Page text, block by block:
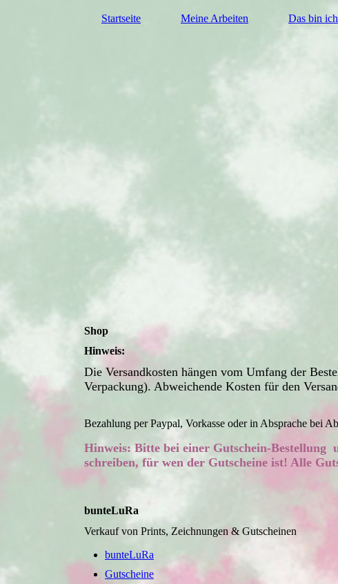
Startseite Meine Arbeiten Das bin ich
Shop
Hinweis:
Die Versandkosten hängen vom Umfang der
Verpackung). Abweichende Kosten für den
Bezahlung per Paypal, Vorkasse oder in Absprache bei
Hinweis: Bitte bei einer Gutschein-Bestellung
schreiben, für wen der Gutscheine ist! Alle
bunteLuRa
Verkauf von Prints, Zeichnungen & Gutscheinen
bunteLuRa
Gutscheine